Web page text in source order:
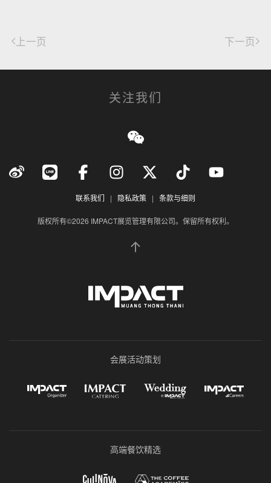
上一页 下一页
关注我们
联系我们 | 隐私政策 | 条款与细则
版权所有©2026 IMPACT展览管理有限公司。保留所有权利。
会展活动策划
高端餐饮精选